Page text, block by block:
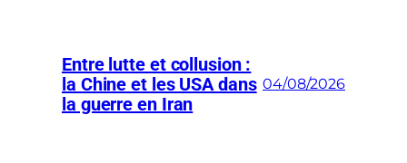
Entre lutte et collusion :
la Chine et les USA dans
la guerre en Iran
04/08/2026